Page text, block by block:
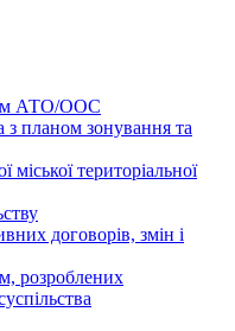
АТО/ООС
з планом зонування та
міської територіальної
договорів, змін і
розроблених